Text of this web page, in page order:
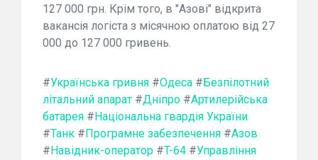
127 000 грн. Крім того, в "Азові" відкрита
вакансія логіста з місячною оплатою від 27
000 до 127 000 гривень.
#Українська гривня #Одеса #Безпілотний
літальний апарат #Дніпро #Артилерійська
батарея #Національна гвардія України
#Танк #Програмне забезпечення #Азов
#Навідник-оператор #T-64 #Управління